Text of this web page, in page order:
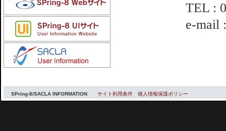
TEL :
e-mail
SPring-8/SACLA INFORMATION サイト利用条件 個人情報保護ポリシー